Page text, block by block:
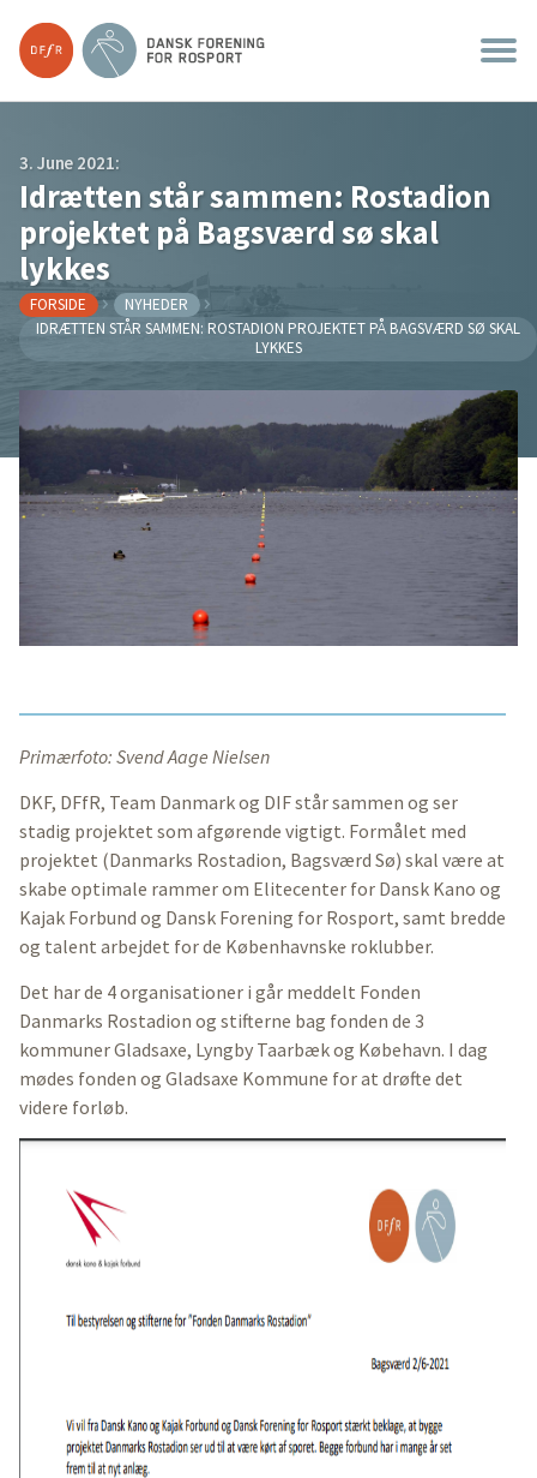
3. June 2021:
Idrætten står sammen: Rostadion
projektet på Bagsværd sø skal
lykkes
FORSIDE
NYHEDER
IDRÆTTEN STÅR SAMMEN: ROSTADION PROJEKTET PÅ BAGSVÆRD SØ SKAL
LYKKES
Primærfoto: Svend Aage Nielsen
DKF, DFfR, Team Danmark og DIF står sammen og ser
stadig projektet som afgørende vigtigt. Formålet med
projektet (Danmarks Rostadion, Bagsværd Sø) skal være at
skabe optimale rammer om Elitecenter for Dansk Kano og
Kajak Forbund og Dansk Forening for Rosport, samt bredde
og talent arbejdet for de Københavnske roklubber.
Det har de 4 organisationer i går meddelt Fonden
Danmarks Rostadion og stifterne bag fonden de 3
kommuner Gladsaxe, Lyngby Taarbæk og Købehavn. I dag
mødes fonden og Gladsaxe Kommune for at drøfte det
videre forløb.